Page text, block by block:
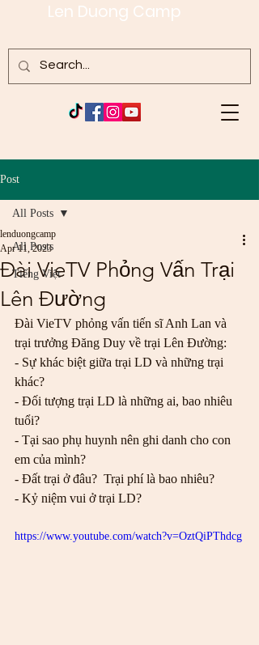
Len Duong Camp
Post
All Posts
Tiếng Việt
All Posts
Đài VieTV Phỏng Vấn Trại
Lên Đường
lenduongcamp
Apr 11, 2023
Đài VieTV phỏng vấn tiến sĩ Anh Lan và
trại trưởng Đăng Duy về trại Lên Đường:
- Sự khác biệt giữa trại LD và những trại
khác?
- Đối tượng trại LD là những ai, bao nhiêu
tuổi?
- Tại sao phụ huynh nên ghi danh cho con
em của mình?
- Đất trại ở đâu?  Trại phí là bao nhiêu?
- Kỷ niệm vui ở trại LD?
https://www.youtube.com/watch?v=OztQiPThdcg